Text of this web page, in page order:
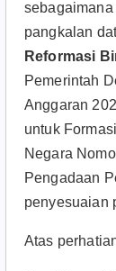
pangkalan
Reformasi
Pemerintah
Anggaran
untuk
Negara
Pengadaan
penyesuaian
Atas